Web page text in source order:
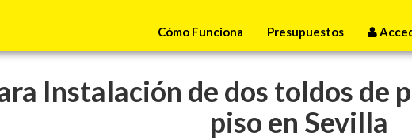
Cómo Funciona Presupuestos
Instalación de dos toldos de
piso en Sevilla